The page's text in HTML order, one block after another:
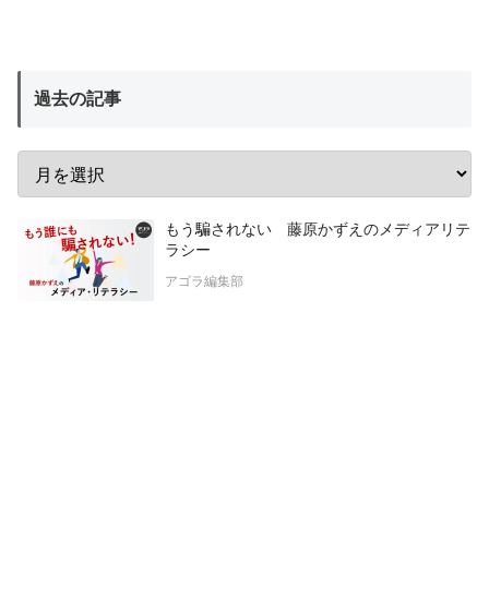
過去の記事
もう騙されない 藤原かずえのメディアリテ
ラシー
アゴラ編集部